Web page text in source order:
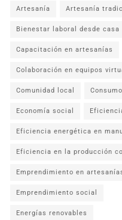
Artesanía Artesanía
Bienestar laboral desde casa
Capacitación en artesanías
Colaboración en equipos
Comunidad local
Economía social
Eficiencia energética en
Eficiencia en la producción
Emprendimiento en
Emprendimiento social
Energías renovables